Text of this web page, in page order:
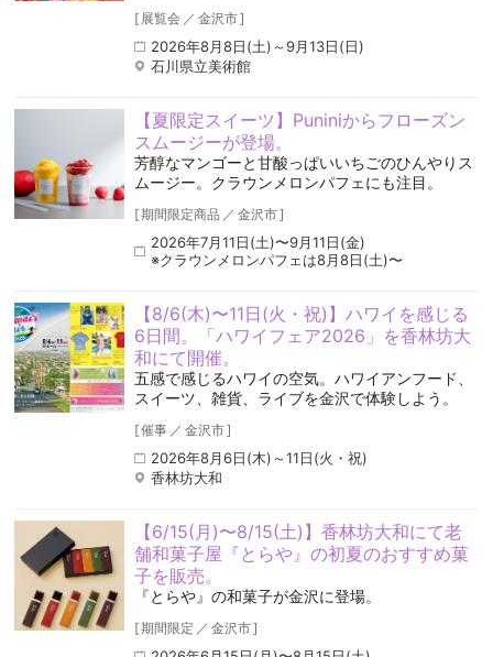
[ 展覧会 ／ 金沢市]
2026年8月8日(土)～9月13日(日)
石川県立美術館
【夏限定スイーツ】Puniniからフローズン
スムージーが登場。
芳醇なマンゴーと甘酸っぱいいちごのひんやりス
ムージー。クラウンメロンパフェにも注目。
[期間限定商品 ／ 金沢市]
2026年7月11日(土)〜9月11日(金)
※クラウンメロンパフェは8月8日(土)〜
【8/6(木)〜11日(火・祝)】ハワイを感じる
6日間。「ハワイフェア2026」を香林坊大
和にて開催。
五感で感じるハワイの空気️。ハワイアンフード、
スイーツ、雑貨、ライブを金沢で体験しよう。
[催事 ／ 金沢市]
2026年8月6日(木)～11日(火・祝)
香林坊大和
【6/15(月)〜8/15(土)】香林坊大和にて老
舗和菓子屋『とらや』の初夏のおすすめ菓
子を販売。
『とらや』の和菓子が金沢に登場。
[期間限定 ／ 金沢市]